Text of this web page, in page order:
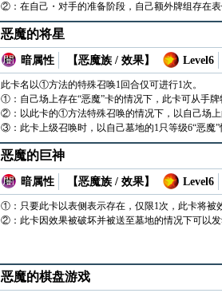
②：在自己・对手的准备阶段，自己额外牌组存在
恶魔的将星
暗属性 【恶魔族 / 效果】 Level6
此卡名以①方法的特殊召唤1回合仅可进行1次。
①：自己场上存在“恶魔”卡的情况下，此卡可从手牌
②：以此卡的①方法特殊召唤的情况下，以自己场上
③：此卡上级召唤时，以自己墓地的1只等级6“恶魔
恶魔的巨神
暗属性 【恶魔族 / 效果】 Level6
①：只要此卡以表侧表示存在，仅限1次，此卡将被
②：此卡因效果被破坏并被送至墓地的情况下可以发
恶魔的棋盘游戏